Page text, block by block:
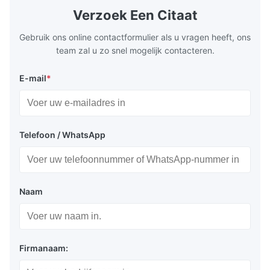
Set top box weergave
Schaalweergave
Verpakking en levering:
EPS-bak + doos
Zeevracht of luchtvracht
Application: Measuring equipment display
Test equipment display Instrument display
Verzoek Een Citaat
Gebruik ons online contactformulier als u vragen heeft, ons
team zal u zo snel mogelijk contacteren.
E-mail*
Telefoon / WhatsApp
Naam
Firmanaam: